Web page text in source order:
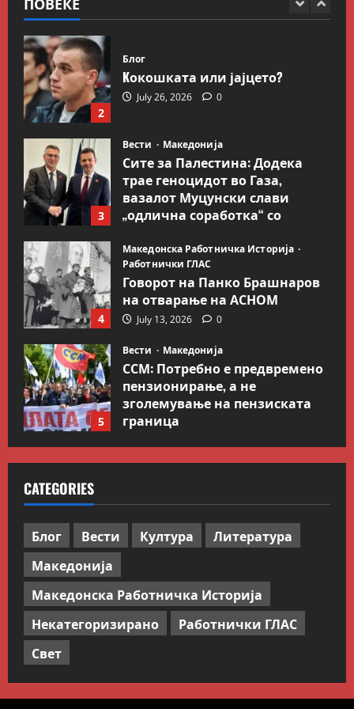
2
Блог
Kокошката или јајцето?
July 26, 2026 0
3
Вести Македонија
Сите за Палестина: Додека
трае геноцидот во Газа,
вазалот Муцунски слави
„одлична соработка“ со
July 18, 2026 0
4
Македонска Работничка Историја
Работнички ГЛАС
Говорот на Панко Брашнаров
на отварање на АСНОМ
July 13, 2026 0
5
Вести Македонија
ССМ: Потребно е предвремено
пензионирање, а не
зголемување на пензиската
граница
1
одмазда против САД
August 2, 2026 0
2
Kокошката или јајцето?
July 26, 2026 0
трае геноцидот во Газа,
CATEGORIES
Блог Вести Култура
Литература
Македонија
Македонска Работничка Историја
Некатегоризирано
Работнички ГЛАС
Свет